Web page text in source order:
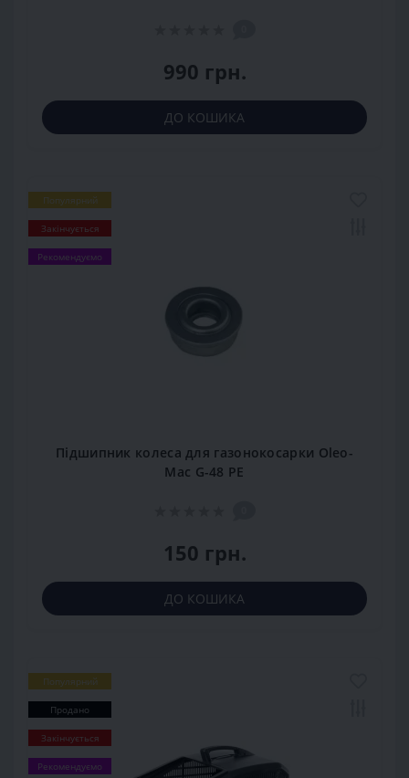
990 грн.
ДО КОШИКА
Популярний
Закінчується
Рекомендуємо
Підшипник колеса для газонокосарки Oleo-
Mac G-48 PE
150 грн.
ДО КОШИКА
Популярний
Продано
Закінчується
Рекомендуємо